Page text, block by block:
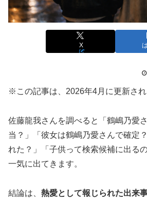
X
※この記事は、2026年4月に更新され
佐藤龍我さんを調べると「鶴嶋乃愛
当？」「彼女は鶴嶋乃愛さんで確定
れた？」「子供って検索候補に出る
一気に出てきます。
結論は、 熱愛として報じられた出来